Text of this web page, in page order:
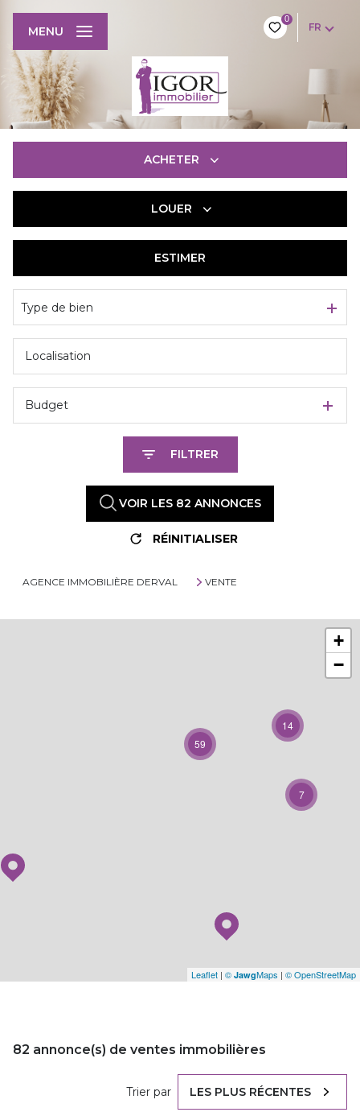
0
FR
MENU
ACHETER
De l'immo pro
LOUER
De l'immo pro
ESTIMER
Type de bien
Budget
FILTRER
VOIR LES 82 ANNONCES
RÉINITIALISER
AGENCE IMMOBILIÈRE DERVAL VENTE
7
14
59
+
−
Leaflet | © JawgMaps | © OpenStreetMap
82 annonce(s) de ventes immobilières
Trier par LES PLUS RÉCENTES